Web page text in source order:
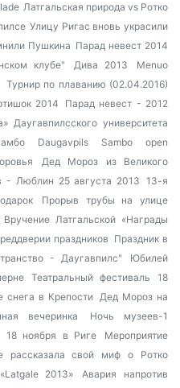
Латгальская природа vs Ротко
Улицу Ригас вновь украсили
Пушкина Парад невест 2014
клубе"
Дива 2013
Menuo
Турнир по плаванию (02.04.2016)
2014
Парад невест - 2012
Даугавпилсского университета
Daugavpils Sambo open
Дед Мороз из Великого
- Люблин 25 августа 2013
13-я
Прорыв трубы на улице
Вручение Латгальской «Награды
праздников Праздник в
- Даугавпилс"
Юбилей
Театральный фестиваль
18
снега в Крепости Дед Мороз на
вечеринка
Ночь музеев-1
18 ноября в Риге
Мероприятие
рассказала свой миф о Ротко
2013»
Авария напротив